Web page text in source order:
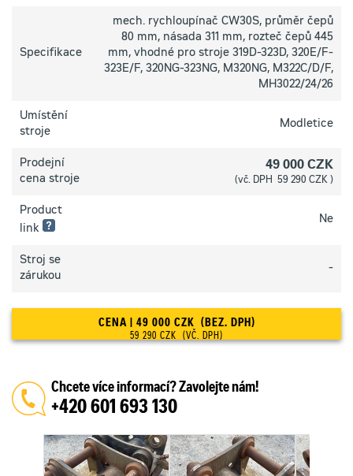
zařízení
plně
práci,
případné
drobné
nebrání
v
provozu
Specifikace
mech. rychloupínač CW30S, průměr čepů
80 mm, násada 311 mm, rozteč čepů 445
mm, vhodné pro stroje 319D-323D, 320E/F-
323E/F, 320NG-323NG, M320NG, M322C/D/F,
MH3022/24/26
Umístění
stroje
Modletice
Prodejní
cena stroje
49 000 CZK
(vč. DPH 59 290 CZK )
Product
link
Ne
Stroj se
zárukou
-
CENA | 49 000 CZK (BEZ. DPH)
59 290 CZK (VČ. DPH)
Chcete více informací? Zavolejte nám!
+420 601 693 130